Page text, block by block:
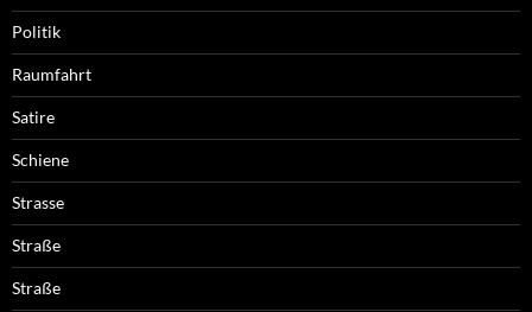
Politik
Raumfahrt
Satire
Schiene
Strasse
Straße
Straße